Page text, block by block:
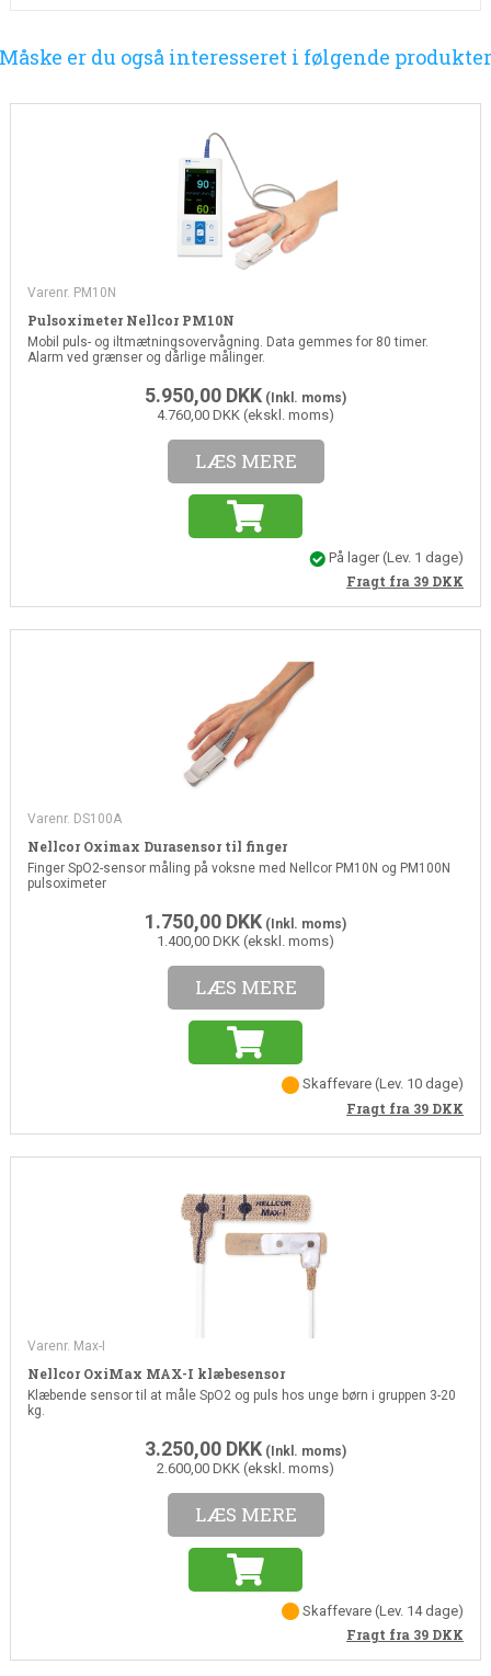
Måske er du også interesseret i følgende produkter
Varenr. PM10N
Pulsoximeter Nellcor PM10N
Mobil puls- og iltmætningsovervågning. Data gemmes for 80 timer.
Alarm ved grænser og dårlige målinger.
5.950,00 DKK (Inkl. moms)
4.760,00 DKK (ekskl. moms)
LÆS MERE
På lager(Lev. 1 dage)
Fragt fra 39 DKK
Varenr. DS100A
Nellcor Oximax Durasensor til finger
Finger SpO2-sensor måling på voksne med Nellcor PM10N og PM100N
pulsoximeter
1.750,00 DKK (Inkl. moms)
1.400,00 DKK (ekskl. moms)
LÆS MERE
Skaffevare(Lev. 10 dage)
Fragt fra 39 DKK
Varenr. Max-I
Nellcor OxiMax MAX-I klæbesensor
Klæbende sensor til at måle SpO2 og puls hos unge børn i gruppen 3-20
kg.
3.250,00 DKK (Inkl. moms)
2.600,00 DKK (ekskl. moms)
LÆS MERE
Skaffevare(Lev. 14 dage)
Fragt fra 39 DKK